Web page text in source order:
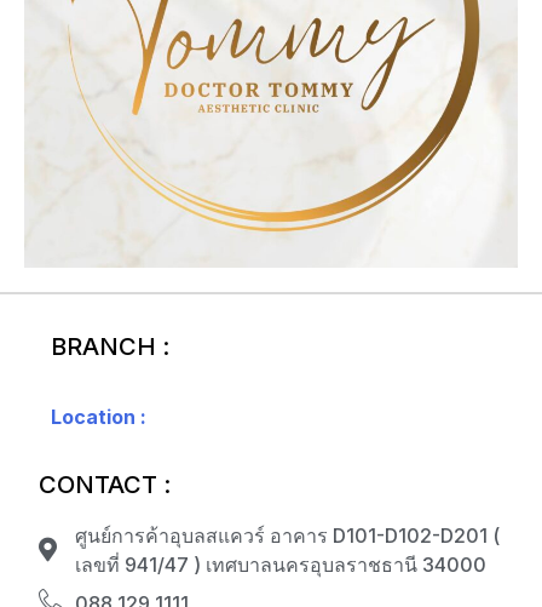
BRANCH :
Location :
CONTACT :
ศูนย์การค้าอุบลสแควร์ อาคาร D101-D102-D201 (
เลขที่ 941/47 ) เทศบาลนครอุบลราชธานี 34000